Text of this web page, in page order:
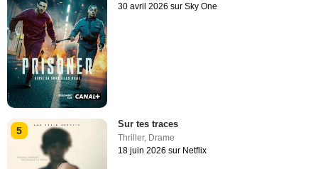
30 avril 2026 sur Sky One
5
Sur tes traces
Thriller, Drame
18 juin 2026 sur Netflix